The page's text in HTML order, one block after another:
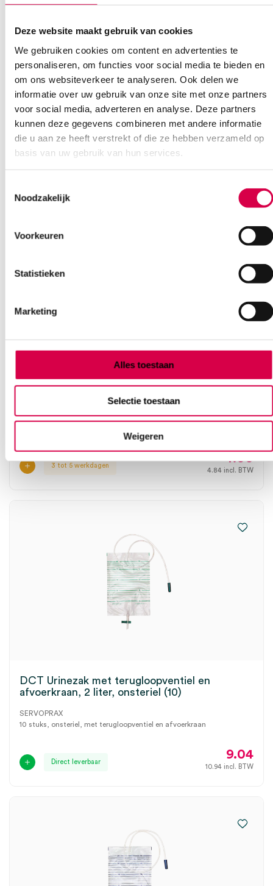
Deze website maakt gebruik van cookies
We gebruiken cookies om content en advertenties te
personaliseren, om functies voor social media te bieden en
om ons websiteverkeer te analyseren. Ook delen we
informatie over uw gebruik van onze site met onze partners
voor social media, adverteren en analyse. Deze partners
kunnen deze gegevens combineren met andere informatie
die u aan ze heeft verstrekt of die ze hebben verzameld op
basis van uw gebruik van hun services.
Noodzakelijk
Voorkeuren
Statistieken
Marketing
Alles toestaan
Selectie toestaan
Weigeren
DCT katheters voor vrouwen, CH 16, 18cm
(50)
SERVOPRAX
3 tot 5 werkdagen
DCT urinezak met 90cm slang, gesloten, voor
aan bed, 1.5 liter, onsteriel (10)
SERVOPRAX
3 tot 5 werkdagen
4.00
4.84 incl. BTW
DCT Urinezak met terugloopventiel en
afvoerkraan, 2 liter, onsteriel (10)
SERVOPRAX
10 stuks, onsteriel, met terugloopventiel en afvoerkraan
Direct leverbaar
9.04
10.94 incl. BTW